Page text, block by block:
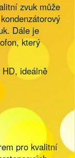
zvuk může
Dále je
který
ideálně
pro kvalitní